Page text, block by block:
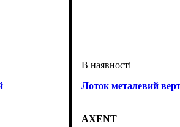
Лоток металевий
AXENT